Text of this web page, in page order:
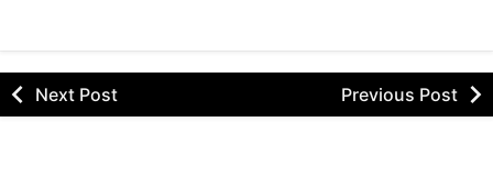
Next Post Previous Post